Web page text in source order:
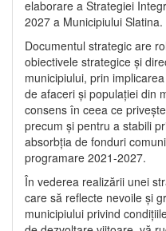
elaborare a Strategiei
2027 a Municipiului Slatina.
Documentul strategic are
obiectivele strategice și
municipiului, prin
de afaceri și populației din
consens în ceea ce
precum și pentru a stabili
absorbția de fonduri
programare 2021-2027.
În vederea realizării unei
care să reflecte nevoile și
municipiului privind